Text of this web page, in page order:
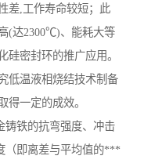
差,工作寿命较短；此
(达2300℃)、能耗大等
硅密封环的推广应用。
低温液相烧结技术制备
得一定的成效。
铸铁的抗弯强度、冲击
（即离差与平均值的***